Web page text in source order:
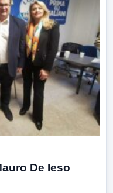
De Ieso